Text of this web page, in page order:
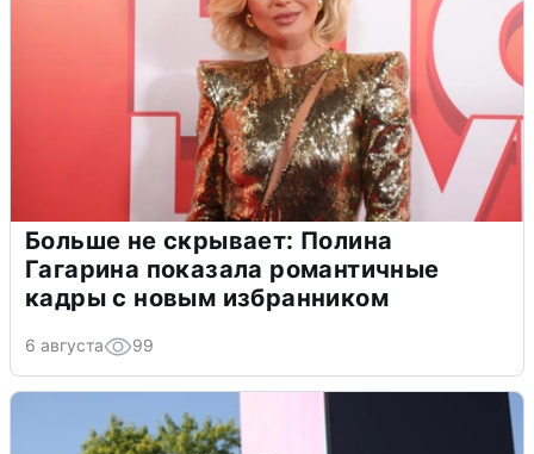
Больше не скрывает: Полина
Гагарина показала романтичные
кадры с новым избранником
6 августа 99